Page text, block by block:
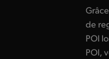
de
POI
POI,
Run.